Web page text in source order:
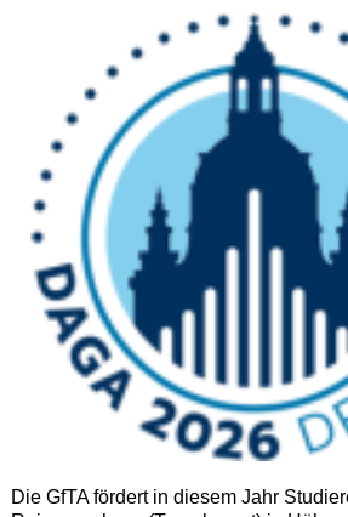
Die GfTA fördert in diesem Jahr